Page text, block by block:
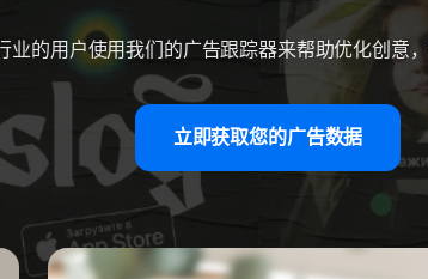
业的用户使用我们的广告跟踪器来帮助优化创意
立即获取您的广告数据